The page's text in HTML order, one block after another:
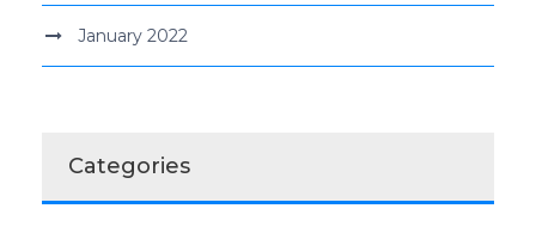
January 2022
Categories